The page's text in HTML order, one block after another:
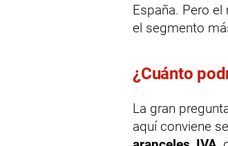
España. Pero
el segmento
¿Cuánto
La gran
aquí conviene